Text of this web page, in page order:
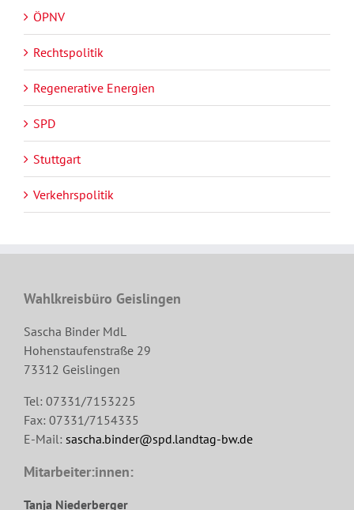
ÖPNV
Rechtspolitik
Regenerative Energien
SPD
Stuttgart
Verkehrspolitik
Wahlkreisbüro Geislingen
Sascha Binder MdL
Hohenstaufenstraße 29
73312 Geislingen
Tel: 07331/7153225
Fax: 07331/7154335
E-Mail: sascha.binder@spd.landtag-bw.de
Mitarbeiter:innen:
Tanja Niederberger